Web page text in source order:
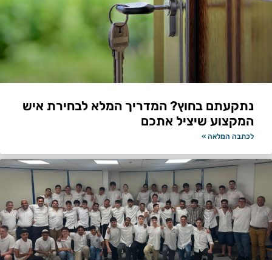
נתקעתם בחוץ? המדריך המלא לבחירת איש
המקצוע שיציל אתכם
לכתבה המלאה »